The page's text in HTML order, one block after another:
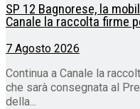
SP 12 Bagnorese, la
Canale la raccolta firme
7 Agosto 2026
Continua a Canale la
che sarà consegnata al
della...